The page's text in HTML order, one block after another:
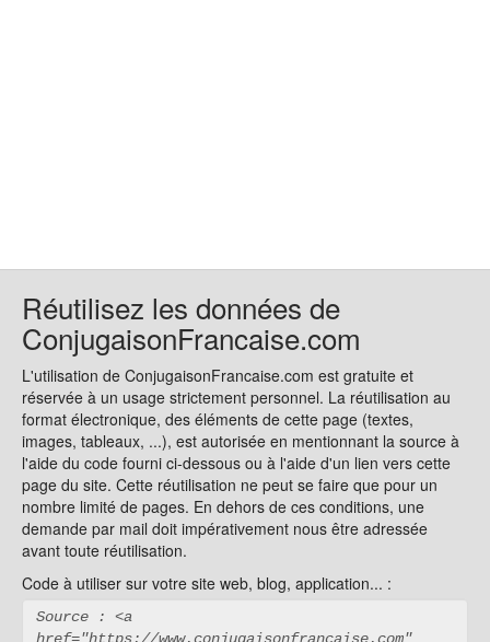
Réutilisez les données de
ConjugaisonFrancaise.com
L'utilisation de ConjugaisonFrancaise.com est gratuite et
réservée à un usage strictement personnel. La réutilisation au
format électronique, des éléments de cette page (textes,
images, tableaux, ...), est autorisée en mentionnant la source à
l'aide du code fourni ci-dessous ou à l'aide d'un lien vers cette
page du site. Cette réutilisation ne peut se faire que pour un
nombre limité de pages. En dehors de ces conditions, une
demande par mail doit impérativement nous être adressée
avant toute réutilisation.
Code à utiliser sur votre site web, blog, application... :